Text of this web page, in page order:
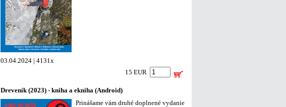
03.04.2024 | 4131x
15 EUR
Dreveník (2023) - kniha a ekniha (Android)
Prinášame vám druhé doplnené vydanie